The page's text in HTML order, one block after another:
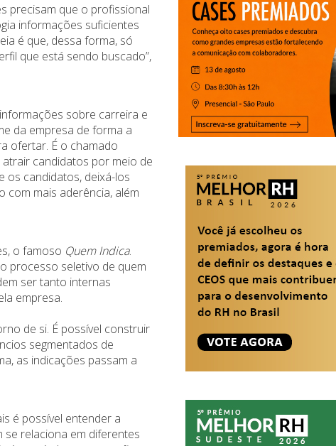
precisam que o profissional
informações suficientes
é que, dessa forma, só
que está sendo buscado”,
sobre carreira e
da empresa de forma a
ofertar. É o chamado
candidatos por meio de
os candidatos, deixá-los
com mais aderência, além
o famoso Quem Indica.
processo seletivo de quem
ser tanto internas
empresa.
de si. É possível construir
segmentados de
as indicações passam a
é possível entender a
se relaciona em diferentes